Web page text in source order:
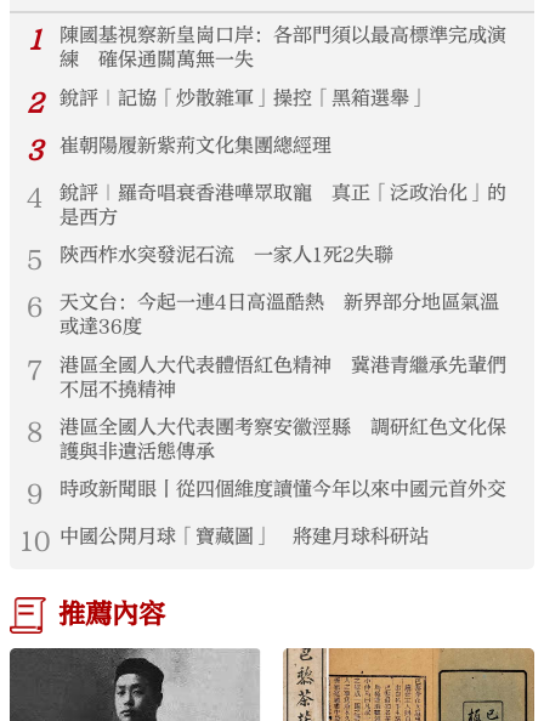
1
陳國基視察新皇崗口岸：各部門須以最高標準完成演
練 確保通關萬無一失
2 銳評｜記協「炒散雜軍」操控「黑箱選舉」
3 崔朝陽履新紫荊文化集團總經理
4
銳評｜羅奇唱衰香港嘩眾取寵 真正「泛政治化」的
是西方
5 陝西柞水突發泥石流 一家人1死2失聯
6
天文台：今起一連4日高溫酷熱 新界部分地區氣溫
或達36度
7
港區全國人大代表體悟紅色精神 冀港青繼承先輩們
不屈不撓精神
8
港區全國人大代表團考察安徽涇縣 調研紅色文化保
護與非遺活態傳承
9 時政新聞眼丨從四個維度讀懂今年以來中國元首外交
10 中國公開月球「寶藏圖」 將建月球科研站
推薦內容